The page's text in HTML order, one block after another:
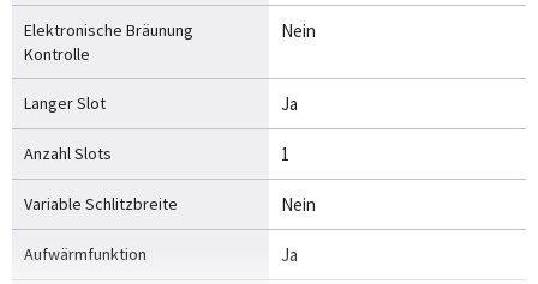
Elektronische Bräunung
Kontrolle
Nein
Langer Slot Ja
Anzahl Slots 1
Variable Schlitzbreite Nein
Aufwärmfunktion Ja